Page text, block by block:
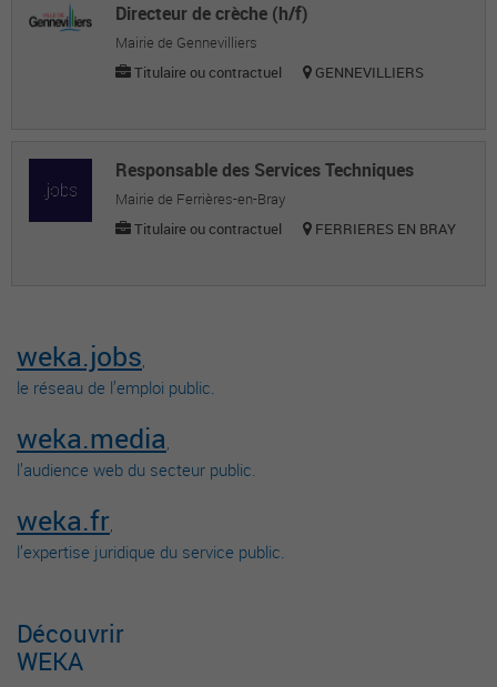
Directeur de crèche (h/f)
Mairie de Gennevilliers
Titulaire ou contractuel
GENNEVILLIERS
Responsable des Services Techniques
Mairie de Ferrières-en-Bray
Titulaire ou contractuel
FERRIERES EN BRAY
weka.jobs,
le réseau de l’emploi public.
weka.media,
l’audience web du secteur public.
weka.fr,
l’expertise juridique du service public.
Découvrir
WEKA